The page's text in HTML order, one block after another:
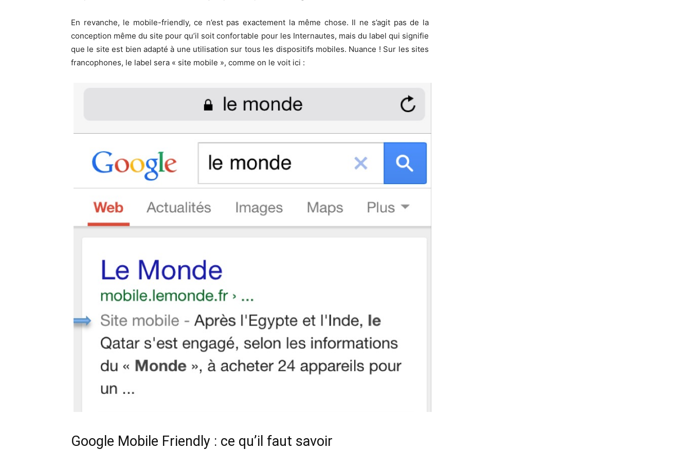
En revanche, le mobile-friendly, ce n’est pas exactement la même chose. Il ne s’agit pas de la
conception même du site pour qu’il soit confortable pour les Internautes, mais du label qui signifie
que le site est bien adapté à une utilisation sur tous les dispositifs mobiles. Nuance ! Sur les sites
francophones, le label sera « site mobile », comme on le voit ici :
Google Mobile Friendly : ce qu’il faut savoir